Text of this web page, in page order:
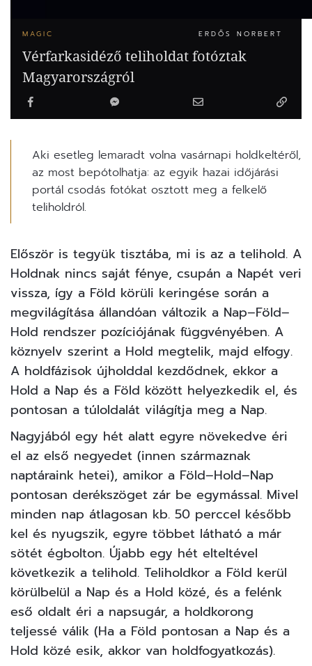
MAGIC ERDŐS NORBERT
Vérfarkasidéző teliholdat fotóztak
Magyarországról
Aki esetleg lemaradt volna vasárnapi holdkeltéről,
az most bepótolhatja: az egyik hazai időjárási
portál csodás fotókat osztott meg a felkelő
teliholdról.
Először is tegyük tisztába, mi is az a telihold. A
Holdnak nincs saját fénye, csupán a Napét veri
vissza, így a Föld körüli keringése során a
megvilágítása állandóan változik a Nap–Föld–
Hold rendszer pozíciójának függvényében. A
köznyelv szerint a Hold megtelik, majd elfogy.
A holdfázisok újholddal kezdődnek, ekkor a
Hold a Nap és a Föld között helyezkedik el, és
pontosan a túloldalát világítja meg a Nap.
Nagyjából egy hét alatt egyre növekedve éri
el az első negyedet (innen származnak
naptáraink hetei), amikor a Föld–Hold–Nap
pontosan derékszöget zár be egymással. Mivel
minden nap átlagosan kb. 50 perccel később
kel és nyugszik, egyre többet látható a már
sötét égbolton. Újabb egy hét elteltével
következik a telihold. Teliholdkor a Föld kerül
körülbelül a Nap és a Hold közé, és a felénk
eső oldalt éri a napsugár, a holdkorong
teljessé válik (Ha a Föld pontosan a Nap és a
Hold közé esik, akkor van holdfogyatkozás).